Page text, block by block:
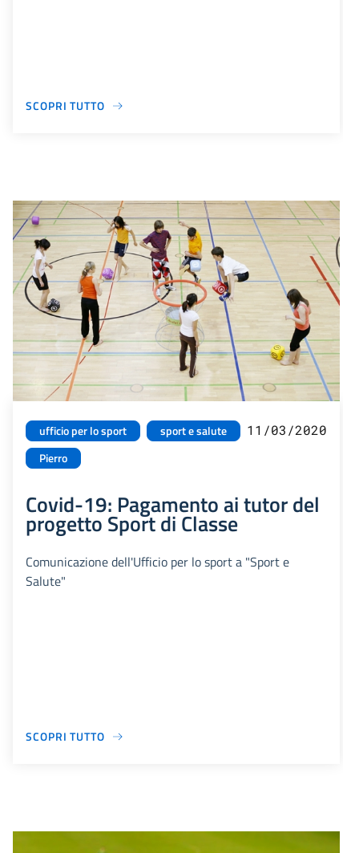
SCOPRI TUTTO
ufficio per lo sport
sport e salute
Pierro
11/03/2020
Covid-19: Pagamento ai tutor del
progetto Sport di Classe
Comunicazione dell'Ufficio per lo sport a "Sport e
Salute"
SCOPRI TUTTO